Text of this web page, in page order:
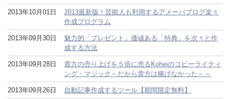
2013年10月01日
2013最新版！芸能人も利用するアメーバブログ楽々
作成プログラム
2013年09月30日
魅力的「プレゼント」価値ある「特典」を次々と作
成する方法
2013年09月28日
貴方の売り上げを５倍に売るKoheiのコピーライティ
ング・マジック～だから貴方は稼げなかった～～
2013年09月26日 自動記事作成するツール【期間限定無料】